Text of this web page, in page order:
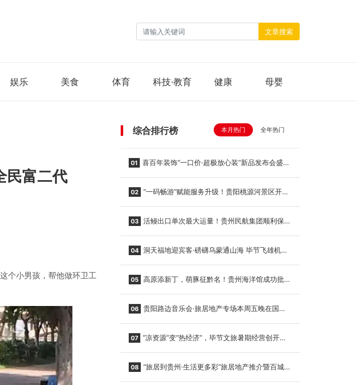
文章搜索
娱乐 美食 体育 科技·教育 健康 母婴
民富二代
个小男孩，帮他做环卫工
综合排行榜 本月热门 全年热门
01 喜百年装饰“一口价·超极放心装”新品发布会盛大
02 “一码畅游”赋能服务升级！贵阳桃源河景区开
03 活鳗出口单次最大运量！贵州民航集团顺利保障
04 洞天福地迎宾客·磅礴乌蒙通山海 毕节飞雄机场
05 高原添新丁，萌豚征黔名！贵州海洋馆成功批量
06 贵阳路边音乐会·旅居地产专场本周五晚在国际
07 “凉资源”变“热经济”，毕节文旅暑期经营创开门
08 “旅居到贵州·生活更多彩”旅居地产推介暨百城千